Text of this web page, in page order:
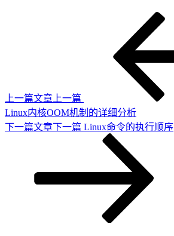
上一篇文章 上一篇
Linux内核OOM机制的详细分析
下一篇文章下一篇 Linux命令的执行顺序